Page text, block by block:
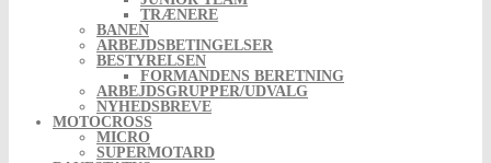
TRÆNERE
BANEN
ARBEJDSBETINGELSER
BESTYRELSEN
FORMANDENS BERETNING
ARBEJDSGRUPPER/UDVALG
NYHEDSBREVE
MOTOCROSS
MICRO
SUPERMOTARD